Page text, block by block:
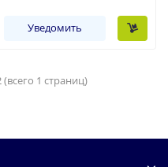
Уведомить
1 страниц)